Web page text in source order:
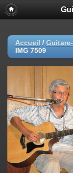
Accueil /
IMG 7509